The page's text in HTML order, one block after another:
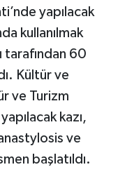
yapılacak
kullanılmak
tarafından 60
Kültür ve
ve Turizm
kazı,
ve
başlatıldı.